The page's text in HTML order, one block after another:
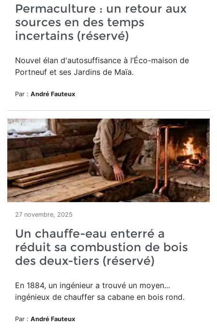
Permaculture : un retour aux
sources en des temps
incertains (réservé)
Nouvel élan d'autosuffisance à l’Éco-maison de
Portneuf et ses Jardins de Maïa.
Par : André Fauteux
27 novembre, 2025
Un chauffe-eau enterré a
réduit sa combustion de bois
des deux-tiers (réservé)
En 1884, un ingénieur a trouvé un moyen...
ingénieux de chauffer sa cabane en bois rond.
Par : André Fauteux